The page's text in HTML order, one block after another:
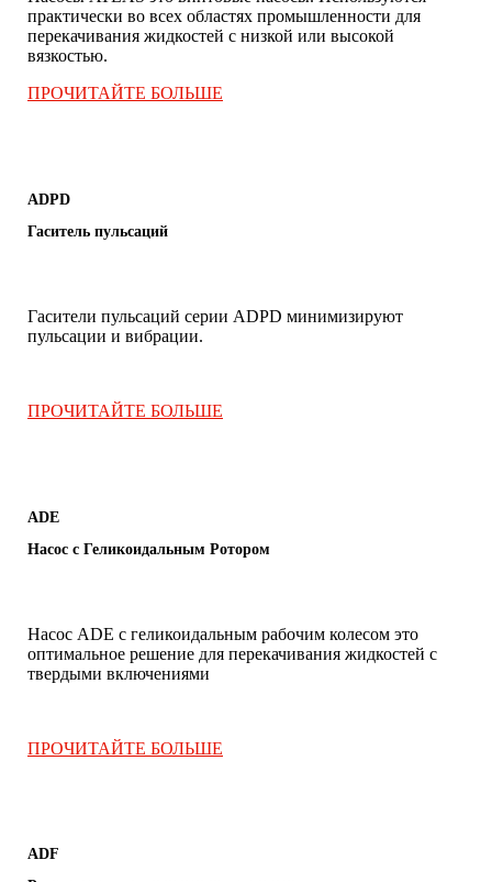
практически во всех областях промышленности для
перекачивания жидкостей с низкой или высокой
вязкостью.
ПРОЧИТАЙТЕ БОЛЬШЕ
ADPD
Гаситель пульсаций
Гасители пульсаций серии ADPD минимизируют
пульсации и вибрации.
ПРОЧИТАЙТЕ БОЛЬШЕ
ADΕ
Насос с Геликоидальным Ротором
Hасос ADE с геликоидальным рабочим колесом это
оптимальное решение для перекачивания жидкостей с
твердыми включениями
ПРОЧИТАЙТЕ БОЛЬШЕ
ADF